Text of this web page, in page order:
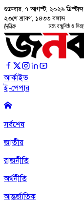
শুক্রবার, ৭ আগস্ট, ২০২৬ খ্রিস্টাব্দ
২৩শে শ্রাবণ, ১৪৩৩ বঙ্গাব্দ
আর্কাইভ
ই-পেপার
সর্বশেষ
জাতীয়
রাজনীতি
অর্থনীতি
আন্তর্জাতিক